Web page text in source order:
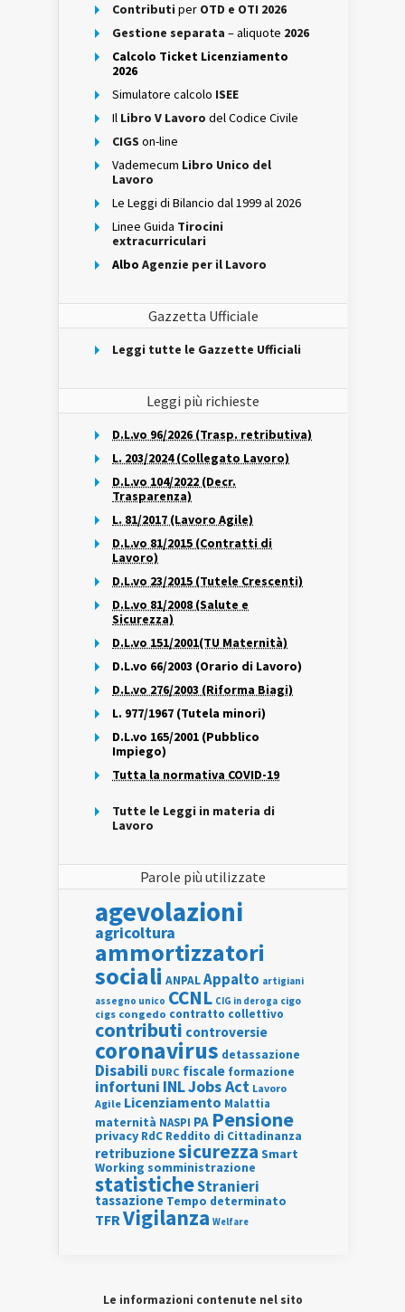
Contributi per OTD e OTI 2026
Gestione separata – aliquote 2026
Calcolo Ticket Licenziamento
2026
Simulatore calcolo ISEE
Il Libro V Lavoro del Codice Civile
CIGS on-line
Vademecum Libro Unico del
Lavoro
Le Leggi di Bilancio dal 1999 al 2026
Linee Guida Tirocini
extracurriculari
Albo Agenzie per il Lavoro
Gazzetta Ufficiale
Leggi tutte le Gazzette Ufficiali
Leggi più richieste
D.L.vo 96/2026 (Trasp. retributiva)
L. 203/2024 (Collegato Lavoro)
D.L.vo 104/2022 (Decr.
Trasparenza)
L. 81/2017 (Lavoro Agile)
D.L.vo 81/2015 (Contratti di
Lavoro)
D.L.vo 23/2015 (Tutele Crescenti)
D.L.vo 81/2008 (Salute e
Sicurezza)
D.L.vo 151/2001(TU Maternità)
D.L.vo 66/2003 (Orario di Lavoro)
D.L.vo 276/2003 (Riforma Biagi)
L. 977/1967 (Tutela minori)
D.L.vo 165/2001 (Pubblico
Impiego)
Tutta la normativa COVID-19
Tutte le Leggi in materia di
Lavoro
Parole più utilizzate
agevolazioni
agricoltura
ammortizzatori
sociali ANPALAppalto artigiani
assegno unico CCNL CIG in deroga cigo
cigs congedo contratto collettivo
contributi controversie
coronavirus detassazione
Disabili DURC fiscale formazione
infortuni INLJobs Act Lavoro
Agile Licenziamento Malattia
maternità NASPI PA Pensione
privacy RdC Reddito di Cittadinanza
retribuzionesicurezza Smart
Working somministrazione
statisticheStranieri
tassazione Tempo determinato
TFRVigilanza Welfare
Le informazioni contenute nel sito